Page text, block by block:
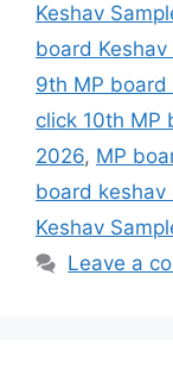
Keshav
board
9th MP board
click 10th MP
2026, MP
board keshav
Keshav
Leave a